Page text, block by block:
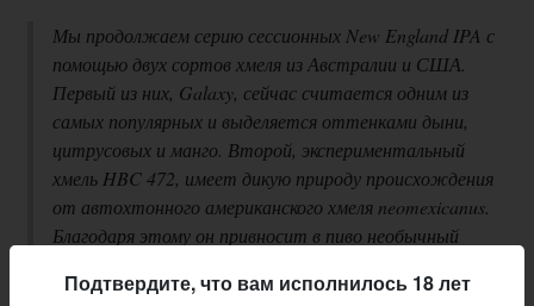
Мы продолжаем серию сессионных New England IPA с
помощью двух сортов хмеля из Австралии и США.
Первый из них, Galaxy, сейчас считается одним из
самых популярных и выделяется оттенками дыни,
цитрусовых и манго. Второй, экспериментальный
хмель HBC 472, имеет дикую природу происхождения
от автохтонного американского хмеля neomexicanus.
Благодаря этому он привносит в пиво необычный
тона. Смесь этих вкусо-ароматических красок
Подтвердите, что вам исполнилось 18 лет